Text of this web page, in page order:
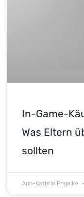
In-Game-
Was Eltern
sollten
Ann-Kathrin Engelke